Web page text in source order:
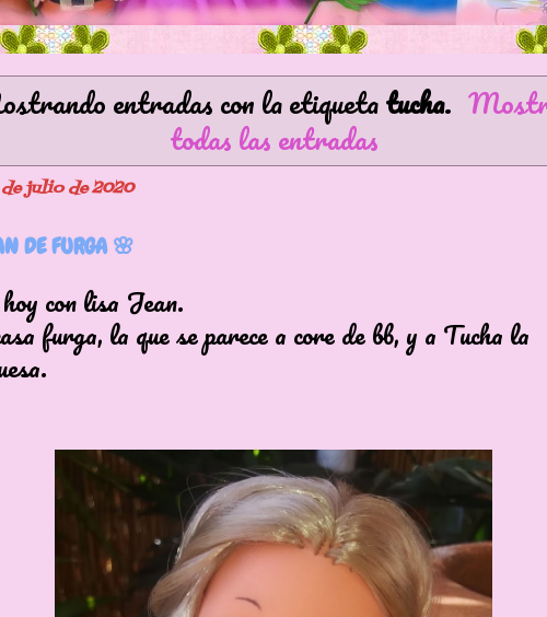
entradas con la etiquetatucha.
todas las entradas
de julio de 2020
DE FURGA 🌸
con lisa Jean.
furga, la que se parece a core de bb, y a Tucha la